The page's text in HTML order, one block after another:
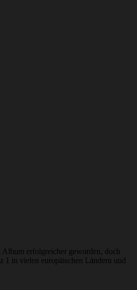
Album erfolgreicher geworden, doch
1 in vielen europäischen Ländern und